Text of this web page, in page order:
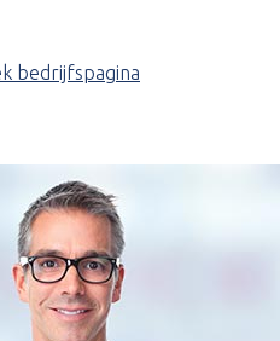
bedrijfspagina